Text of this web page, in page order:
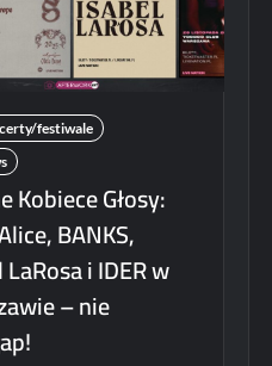
festiwale
Kobiece Głosy:
BANKS,
i IDER w
– nie
News
Haken na koncercie w
Polsce!